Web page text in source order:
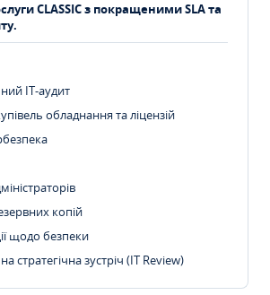
CLASSIC з покращеними SLA та
IT-аудит
обладнання та ліцензій
копій
щодо безпеки
стратегічна зустріч (IT Review)